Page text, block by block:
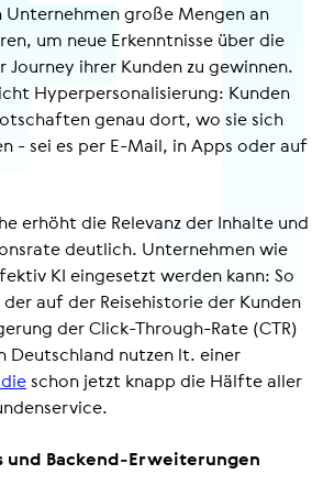
große Mengen an
um neue Erkenntnisse über die
ihrer Kunden zu gewinnen.
Hyper­per­so­na­li­sie­rung: Kunden
genau dort, wo sie sich
- sei es per E-Mail, in Apps oder auf
erhöht die Relevanz der Inhalte und
deutlich. Unternehmen wie
KI eingesetzt werden kann: So
auf der Reisehistorie der Kunden
der Click-Through-Rate (CTR)
Deutschland nutzen lt. einer
schon jetzt knapp die Hälfte aller
und Backend-Erweiterungen